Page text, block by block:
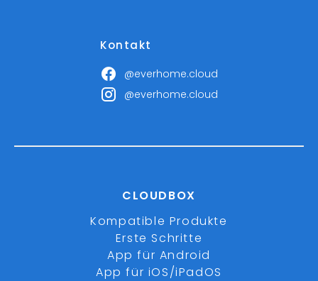
Kontakt
@everhome.cloud
@everhome.cloud
CLOUDBOX
Kompatible Produkte
Erste Schritte
App für Android
App für iOS/iPadOS